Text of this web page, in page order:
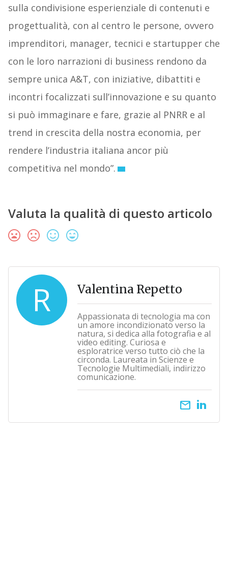
sulla condivisione esperienziale di contenuti e
progettualità, con al centro le persone, ovvero
imprenditori, manager, tecnici e startupper che
con le loro narrazioni di business rendono da
sempre unica A&T, con iniziative, dibattiti e
incontri focalizzati sull’innovazione e su quanto
si può immaginare e fare, grazie al PNRR e al
trend in crescita della nostra economia, per
rendere l’industria italiana ancor più
competitiva nel mondo”.
Valuta la qualità di questo articolo
R Valentina Repetto
Appassionata di tecnologia ma con
un amore incondizionato verso la
natura, si dedica alla fotografia e al
video editing. Curiosa e
esploratrice verso tutto ciò che la
circonda. Laureata in Scienze e
Tecnologie Multimediali, indirizzo
comunicazione.
email